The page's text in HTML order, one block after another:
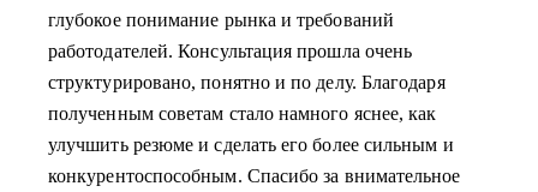
глубокое понимание рынка и требований
работодателей. Консультация прошла очень
структурировано, понятно и по делу. Благодаря
полученным советам стало намного яснее, как
улучшить резюме и сделать его более сильным и
конкурентоспособным. Спасибо за внимательное